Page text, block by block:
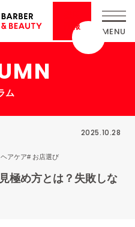
情報
ム
アケア# お店選び
極め方とは？失敗しな
2025.10.28